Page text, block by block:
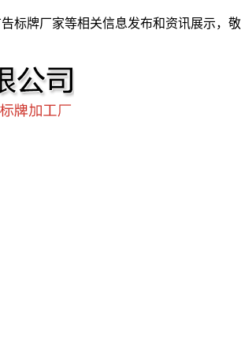
标牌厂家等相关信息发布和资讯展示，敬